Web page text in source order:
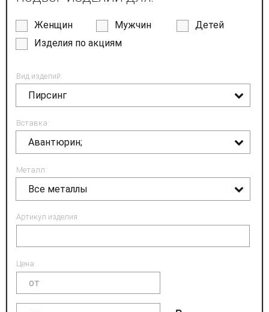
Женщин Мужчин
Детей
Изделия по акциям
Вид изделий:
Пирсинг
Вставка:
Авантюрин;
Металл:
Все металлы
Артикул изделия:
Цена: